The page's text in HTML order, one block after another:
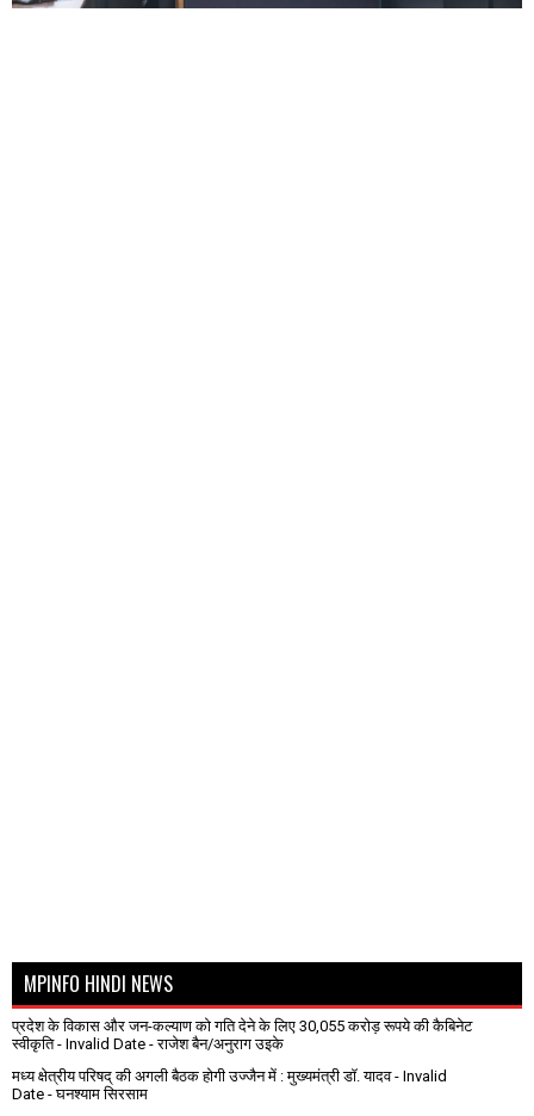
MPINFO HINDI NEWS
प्रदेश के विकास और जन-कल्याण को गति देने के लिए 30,055 करोड़ रूपये की कैबिनेट
स्वीकृति- Invalid Date - राजेश बैन/अनुराग उइके
मध्य क्षेत्रीय परिषद् की अगली बैठक होगी उज्जैन में : मुख्यमंत्री डॉ. यादव- Invalid
Date - घनश्याम सिरसाम